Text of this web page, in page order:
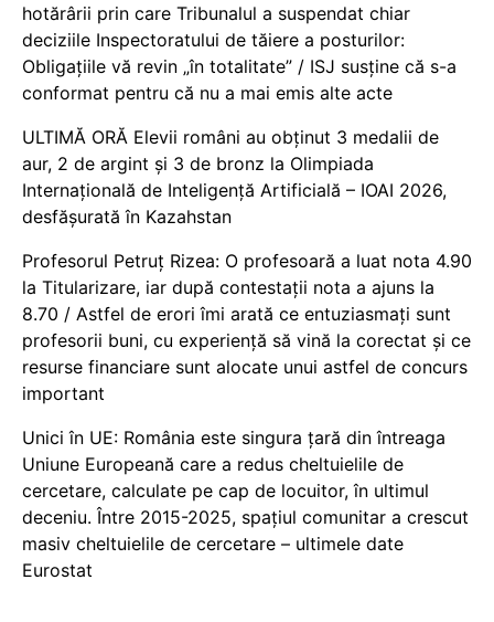
hotărârii prin care Tribunalul a suspendat chiar
deciziile Inspectoratului de tăiere a posturilor:
Obligațiile vă revin „în totalitate” / ISJ susține că s-a
conformat pentru că nu a mai emis alte acte
ULTIMĂ ORĂ Elevii români au obținut 3 medalii de
aur, 2 de argint și 3 de bronz la Olimpiada
Internațională de Inteligență Artificială – IOAI 2026,
desfășurată în Kazahstan
Profesorul Petruț Rizea: O profesoară a luat nota 4.90
la Titularizare, iar după contestații nota a ajuns la
8.70 / Astfel de erori îmi arată ce entuziasmați sunt
profesorii buni, cu experiență să vină la corectat și ce
resurse financiare sunt alocate unui astfel de concurs
important
Unici în UE: România este singura țară din întreaga
Uniune Europeană care a redus cheltuielile de
cercetare, calculate pe cap de locuitor, în ultimul
deceniu. Între 2015-2025, spațiul comunitar a crescut
masiv cheltuielile de cercetare – ultimele date
Eurostat